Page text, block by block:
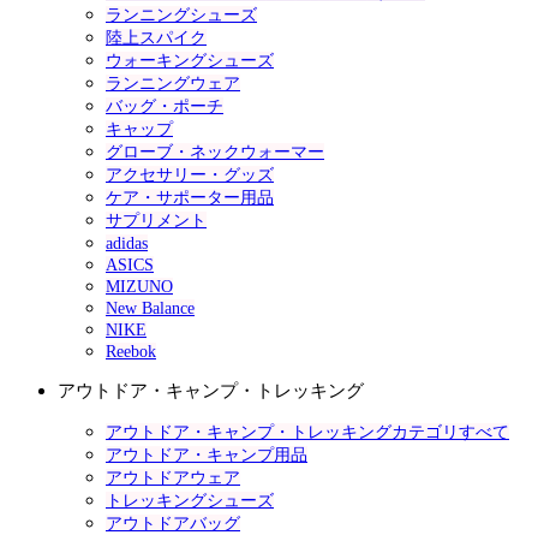
ランニングシューズ
陸上スパイク
ウォーキングシューズ
ランニングウェア
バッグ・ポーチ
キャップ
グローブ・ネックウォーマー
アクセサリー・グッズ
ケア・サポーター用品
サプリメント
adidas
ASICS
MIZUNO
New Balance
NIKE
Reebok
アウトドア・キャンプ・トレッキング
アウトドア・キャンプ・トレッキングカテゴリすべて
アウトドア・キャンプ用品
アウトドアウェア
トレッキングシューズ
アウトドアバッグ